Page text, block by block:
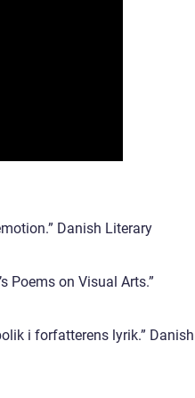
Danish Literary
Poems on Visual Arts.”
i forfatterens lyrik.” Danish